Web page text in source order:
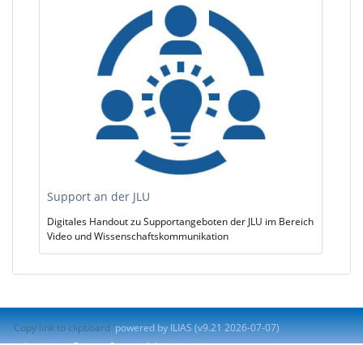
Support an der JLU
Digitales Handout zu Supportangeboten der JLU im Bereich
Video und Wissenschaftskommunikation
Copy link to clipboard powered by ILIAS (v9.21 2026-07-07)